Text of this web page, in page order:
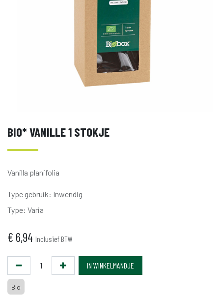
BIO* VANILLE 1 STOKJE
Vanilla planifolia
Type gebruik: Inwendig
Type: Varia
€ 6,94 Inclusief BTW
IN WINKELMANDJE
Bio